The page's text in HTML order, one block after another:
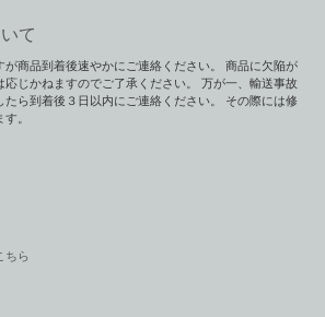
て
が商品到着後速やかにご連絡ください。 商品に欠陥が
応じかねますのでご了承ください。 万が一、輸送事故
たら到着後３日以内にご連絡ください。 その際には修
。
ちら